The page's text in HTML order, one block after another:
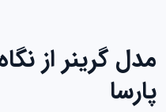
مدل گرینر از
پارسا